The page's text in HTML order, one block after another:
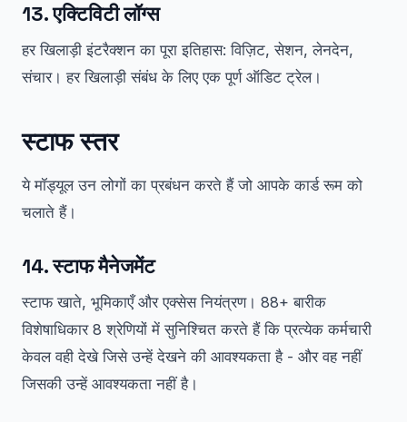
13. एक्टिविटी लॉग्स
हर खिलाड़ी इंटरैक्शन का पूरा इतिहास: विज़िट, सेशन, लेनदेन,
संचार। हर खिलाड़ी संबंध के लिए एक पूर्ण ऑडिट ट्रेल।
स्टाफ स्तर
ये मॉड्यूल उन लोगों का प्रबंधन करते हैं जो आपके कार्ड रूम को
चलाते हैं।
14. स्टाफ मैनेजमेंट
स्टाफ खाते, भूमिकाएँ और एक्सेस नियंत्रण। 88+ बारीक
विशेषाधिकार 8 श्रेणियों में सुनिश्चित करते हैं कि प्रत्येक कर्मचारी
केवल वही देखे जिसे उन्हें देखने की आवश्यकता है - और वह नहीं
जिसकी उन्हें आवश्यकता नहीं है।